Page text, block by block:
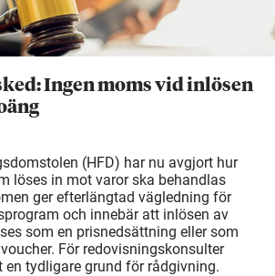
Ingen moms vid inlösen
(HFD) har nu avgjort hur
löses in mot varor ska behandlas
ger efterlängtad vägledning för
och innebär att inlösen av
som en prisnedsättning eller som
För redovisningskonsulter
en tydligare grund för rådgivning.